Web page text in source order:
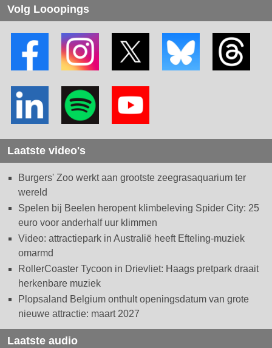
Volg Looopings
Laatste video's
Burgers' Zoo werkt aan grootste zeegrasaquarium ter
wereld
Spelen bij Beelen heropent klimbeleving Spider City: 25
euro voor anderhalf uur klimmen
Video: attractiepark in Australië heeft Efteling-muziek
omarmd
RollerCoaster Tycoon in Drievliet: Haags pretpark draait
herkenbare muziek
Plopsaland Belgium onthult openingsdatum van grote
nieuwe attractie: maart 2027
Laatste audio